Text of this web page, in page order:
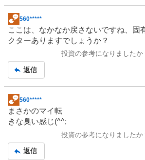
掲
示
板
560*****
ここは、なかなか戻さないですね、固
クターありますでしょうか？
投資の参考になりましたか
返信
掲
示
板
560*****
まさかのマイ転
きな臭い感じ(^^;
投資の参考になりましたか
返信